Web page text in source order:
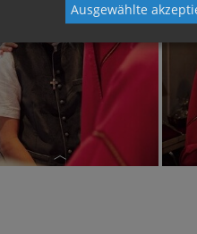
2026
Ausgewählte